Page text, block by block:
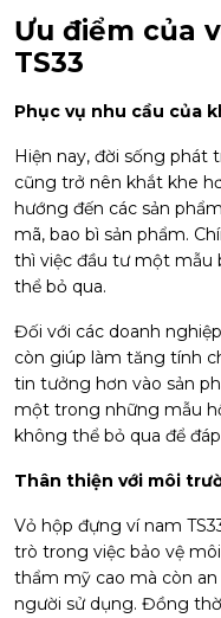
Ưu điểm của
TS33
Phục vụ nhu cầu của
Hiện nay, đời sống phát
cũng trở nên khắt khe
hướng đến các sản
mã, bao bì sản phẩm.
thì việc đầu tư một mẫu
thể bỏ qua.
Đối với các doanh
còn giúp làm tăng tính
tin tưởng hơn vào sản
một trong những mẫu
không thể bỏ qua để
Thân thiện với môi
Vỏ hộp đựng ví nam
trò trong việc bảo vệ
thẩm mỹ cao mà còn
người sử dụng. Đồng